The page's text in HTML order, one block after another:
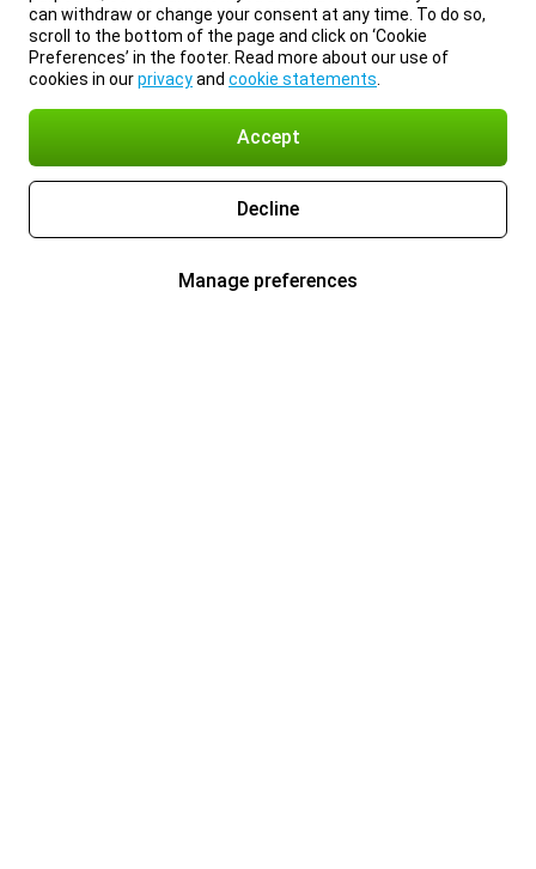
can withdraw or change your consent at any time. To do so,
scroll to the bottom of the page and click on ‘Cookie
Preferences’ in the footer. Read more about our use of
cookies in ourprivacyand cookie statements
Accept
Decline
Manage preferences